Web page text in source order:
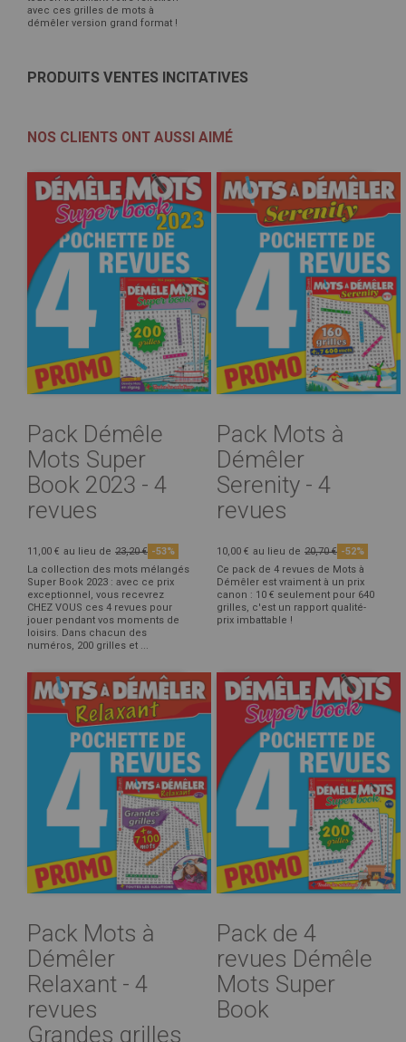
avec ces grilles de mots à
démêler version grand format !
PRODUITS VENTES INCITATIVES
NOS CLIENTS ONT AUSSI AIMÉ
Pack Démêle
Mots Super
Book 2023 - 4
revues
11,00 € au lieu de 23,20 € -53%
La collection des mots mélangés
Super Book 2023 : avec ce prix
exceptionnel, vous recevrez
CHEZ VOUS ces 4 revues pour
jouer pendant vos moments de
loisirs. Dans chacun des
numéros, 200 grilles et ...
Pack Mots à
Démêler
Serenity - 4
revues
10,00 € au lieu de 20,70 € -52%
Ce pack de 4 revues de Mots à
Démêler est vraiment à un prix
canon : 10 € seulement pour 640
grilles, c'est un rapport qualité-
prix imbattable !
Pack Mots à
Démêler
Relaxant - 4
revues
Grandes grilles
Pack de 4
revues Démêle
Mots Super
Book